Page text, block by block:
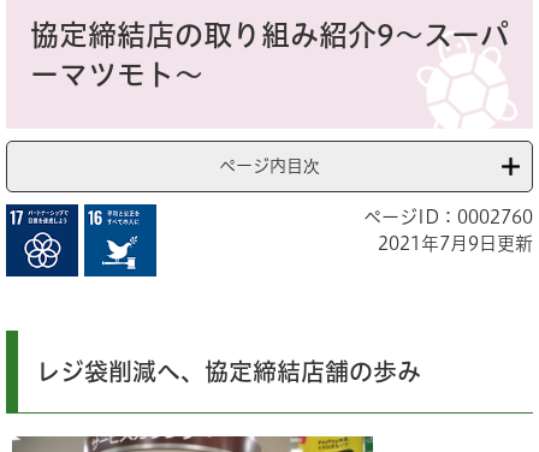
協定締結店の取り組み紹介9～スーパ
ーマツモト～
ページ内目次
ページID：0002760
2021年7月9日更新
レジ袋削減へ、協定締結店舗の歩み